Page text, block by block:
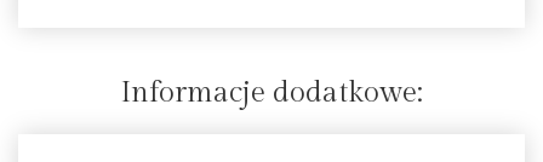
Informacje dodatkowe: